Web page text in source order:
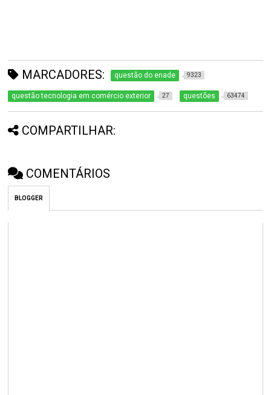
MARCADORES: questão do enade 9323
questão tecnologia em comércio exterior 27 questões 63474
COMPARTILHAR:
COMENTÁRIOS
BLOGGER